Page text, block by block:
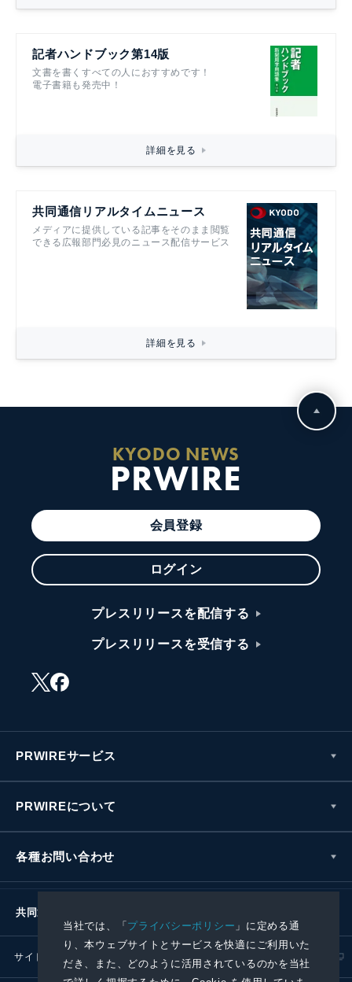
当社では、「プライバシーポリシー 」に定める通
り、本ウェブサイトとサービスを快適にご利用いた
だき、また、どのように活用されているのかを当社
記者ハンドブック第14版
文書を書くすべての人におすすめです！
電子書籍も発売中！
詳細を見る
共同通信リアルタイムニュース
メディアに提供している記事をそのまま閲覧
できる広報部門必見のニュース配信サービス
詳細を見る
KYODO NEWS
PRWIRE
会員登録
ログイン
プレスリリースを配信する
プレスリリースを受信する
PRWIREサービス
PRWIREについて
各種お問い合わせ
共同通信社グループ
サイトポリシー プライバシーポリシー